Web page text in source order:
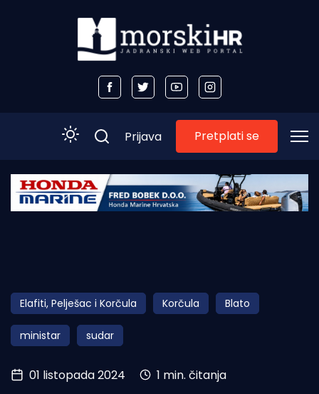
Početna
Obala
Otoci
Turizam i nautika
Pomorstvo
Prijava Pretplati se
Elafiti, Pelješac i Korčula Korčula Blato
ministar sudar
01 listopada 2024 1 min. čitanja